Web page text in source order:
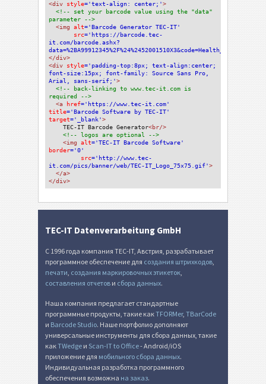
<div style='text-align: center;'>
<!-- set your barcode value using the "data"
parameter -->
<img alt='Barcode Generator TEC-IT'
src='https://barcode.tec-
it.com/barcode.ashx?
data=%2BA99912345%2F%24%2452001510X3&code=Health_HIBCLICQR'
</div>
<div style='padding-top:8px; text-align:center;
font-size:15px; font-family: Source Sans Pro,
Arial, sans-serif;'>
<!-- back-linking to www.tec-it.com is
required -->
<a href='https://www.tec-it.com'
title='Barcode Software by TEC-IT'
target='_blank'>
TEC-IT Barcode Generator<br/>
<!-- logos are optional -->
<img alt='TEC-IT Barcode Software'
border='0'
src='http://www.tec-
it.com/pics/banner/web/TEC-IT_Logo_75x75.gif'>
</a>
</div>
TEC-IT Datenverarbeitung GmbH
С 1996 года компания TEC-IT, Австрия, разрабатывает
программное обеспечение для создания штрихкодов,
печати, создания маркировочных этикеток,
составления отчетов и сбора данных.
Наша компания предлагает стандартные
программные продукты, такие какTFORMer, TBarCode
и Barcode Studio. Наше портфолио дополняют
универсальные инструменты для сбора данных, такие
какTWedge и Scan-IT to Office- Android/iOS
приложение для мобильного сбора данных.
Индивидуальная разработка программного
обеспечения возможна на заказ.